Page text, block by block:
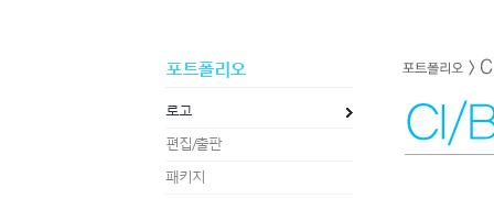
포트폴리오
로고
편집/출판
패키지